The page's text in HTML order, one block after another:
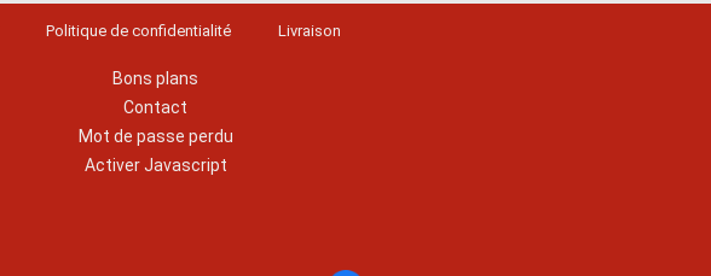
Politique de confidentialité Livraison
Bons plans
Contact
Mot de passe perdu
Activer Javascript